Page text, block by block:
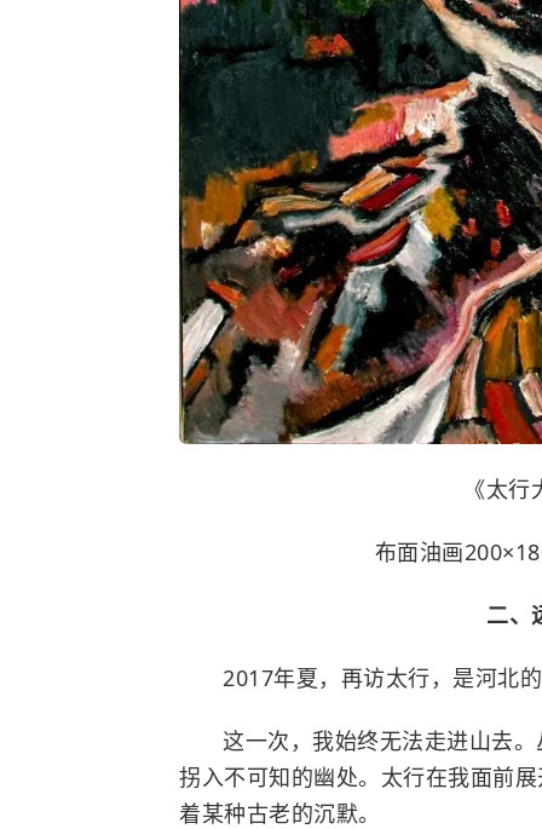
《太
布面油画
二、
2017年夏，再访太行，是河北
这一次，我始终无法走进山去
拐入不可知的幽处。太行在我面前
着某种古老的沉默。